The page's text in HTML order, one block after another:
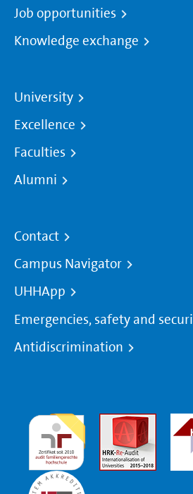
Job opportunities
Knowledge exchange
University
Excellence
Faculties
Alumni
Contact
Campus Navigator
UHHApp
Emergencies, safety and
Antidiscrimination